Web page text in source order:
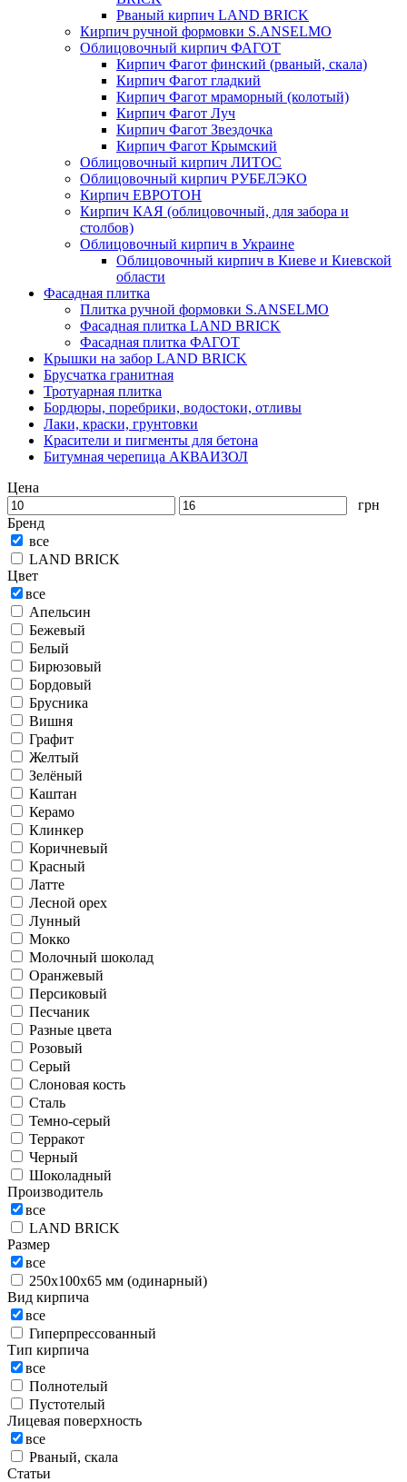
Рваный кирпич LAND BRICK
Кирпич ручной формовки S.ANSELMO
Облицовочный кирпич ФАГОТ
Кирпич Фагот финский (рваный, скала)
Кирпич Фагот гладкий
Кирпич Фагот мраморный (колотый)
Кирпич Фагот Луч
Кирпич Фагот Звездочка
Кирпич Фагот Крымский
Облицовочный кирпич ЛИТОС
Облицовочный кирпич РУБЕЛЭКО
Кирпич ЕВРОТОН
Кирпич КАЯ (облицовочный, для забора и
столбов)
Облицовочный кирпич в Украине
Облицовочный кирпич в Киеве и Киевской
области
Фасадная плитка
Плитка ручной формовки S.ANSELMO
Фасадная плитка LAND BRICK
Фасадная плитка ФАГОТ
Крышки на забор LAND BRICK
Брусчатка гранитная
Тротуарная плитка
Бордюры, поребрики, водостоки, отливы
Лаки, краски, грунтовки
Красители и пигменты для бетона
Битумная черепица АКВАИЗОЛ
Цена
грн
Бренд
все
LAND BRICK
Цвет
все
Апельсин
Бежевый
Белый
Бирюзовый
Бордовый
Брусника
Вишня
Графит
Желтый
Зелёный
Каштан
Керамо
Клинкер
Коричневый
Красный
Латте
Лесной орех
Лунный
Мокко
Молочный шоколад
Оранжевый
Персиковый
Песчаник
Разные цвета
Розовый
Серый
Слоновая кость
Сталь
Темно-серый
Терракот
Черный
Шоколадный
Производитель
все
LAND BRICK
Размер
все
250х100х65 мм (одинарный)
Вид кирпича
все
Гиперпрессованный
Тип кирпича
все
Полнотелый
Пустотелый
Лицевая поверхность
все
Рваный, скала
Статьи